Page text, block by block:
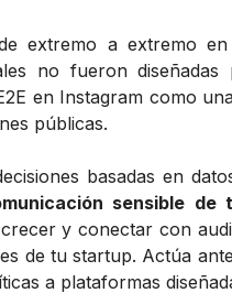
extremo a extremo
no fueron
en Instagram como
públicas.
basadas en
sensible de
y conectar con
de tu startup. Actúa
a plataformas